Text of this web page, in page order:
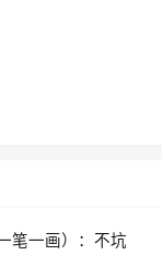
笔一画）：不坑